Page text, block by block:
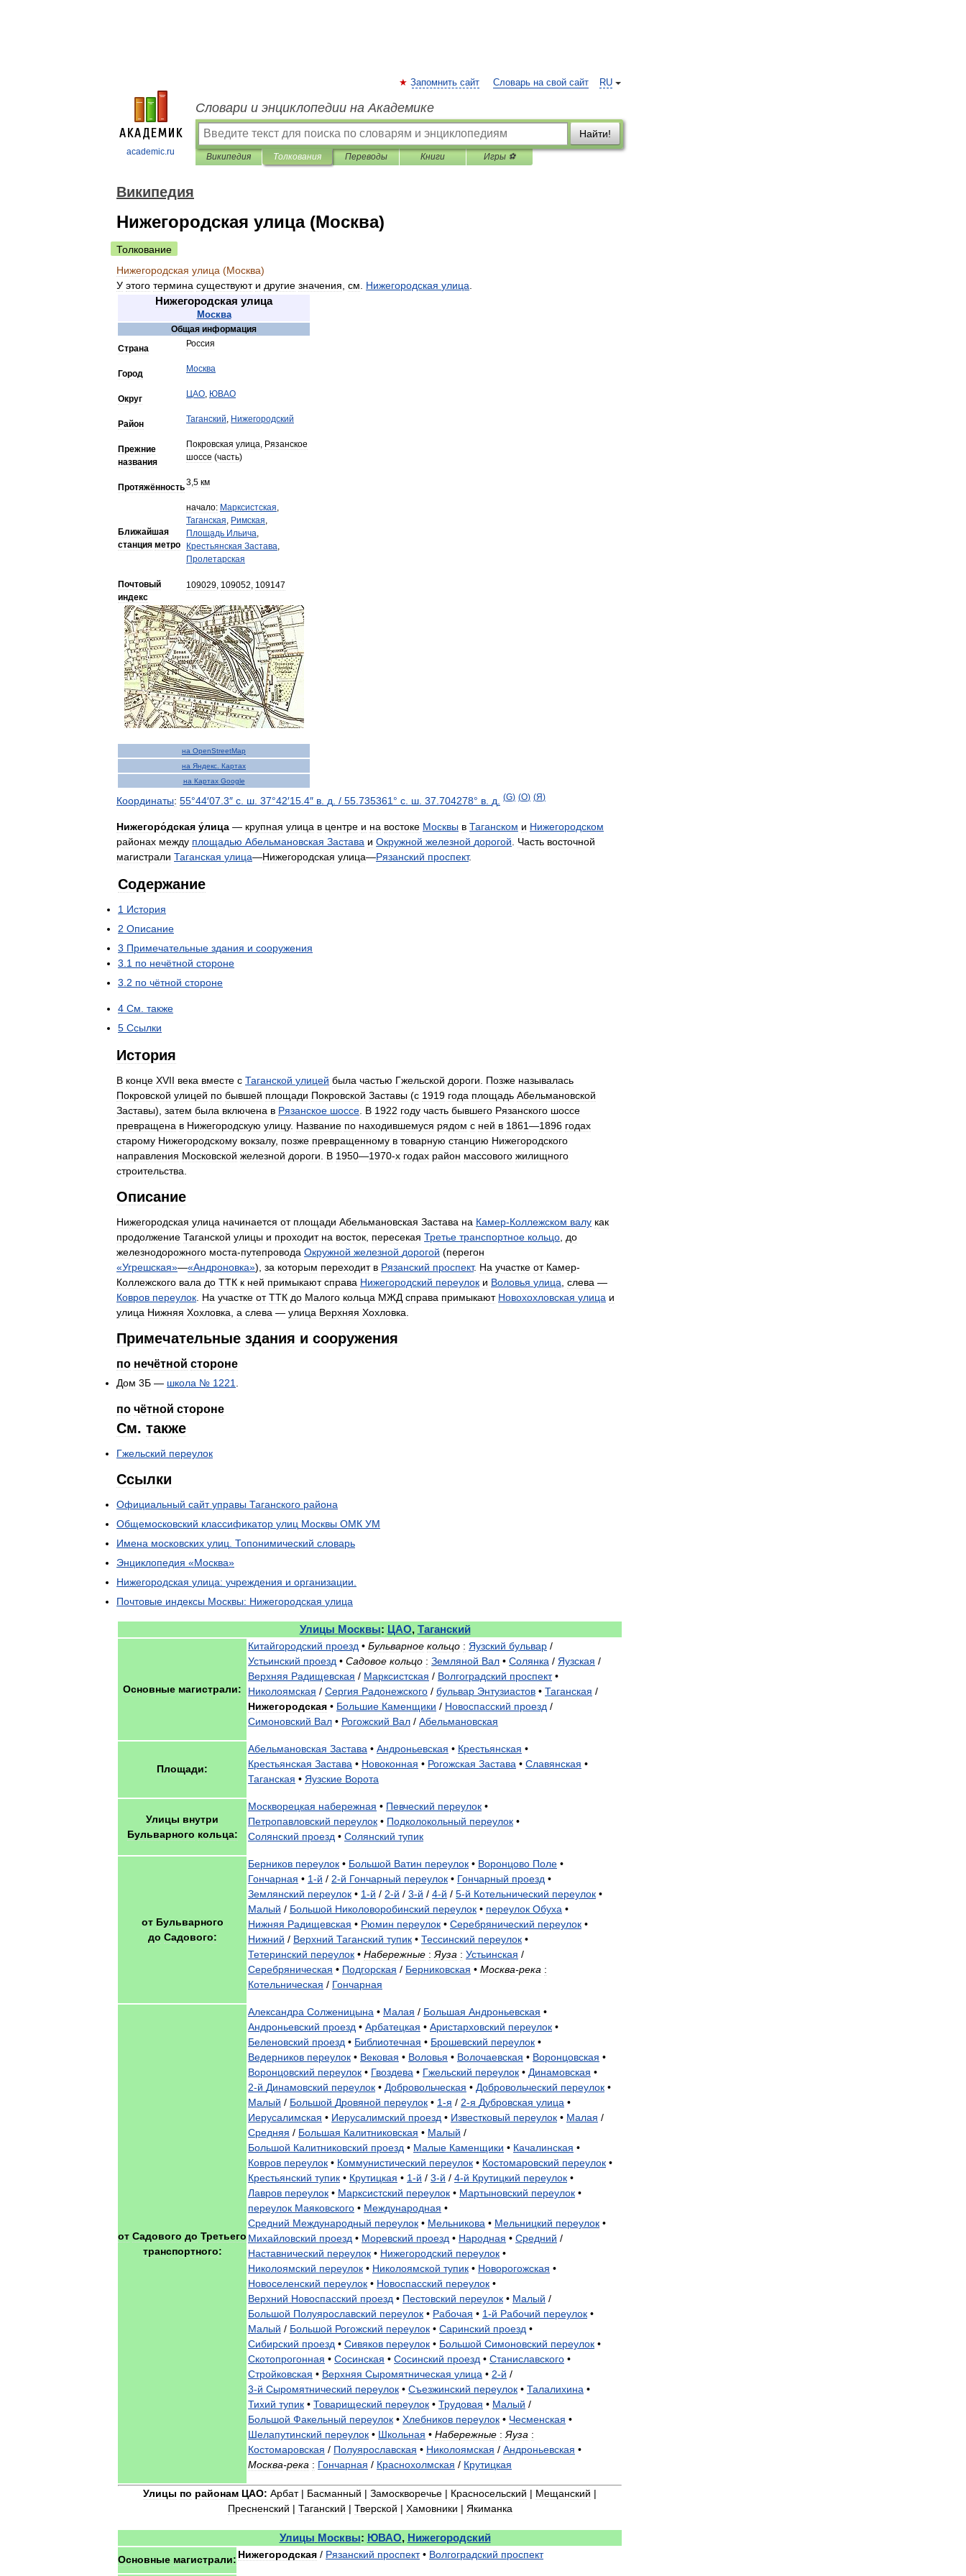
academic.ru
RU
Запомнить сайт Словарь на свой сайт
Словари и энциклопедии на Академике
Найти!
Википедия Толкования Переводы Книги Игры ⚽
Википедия
Нижегородская улица (Москва)
Толкование
Нижегородская улица (Москва)
У этого термина существуют и другие значения см Нижегородская улица
Нижегородская улица
Москва
Общая информация
Страна
Россия
Город Москва
Округ ЦАО, ЮВАО
Район Таганский, Нижегородский
Прежние
названия
Покровская улица, Рязанское
шоссе (часть)
Протяжённость3,5 км
Ближайшая
станция метро
начало: Марксистская,
Таганская, Римская,
Площадь Ильича,
Крестьянская Застава,
Пролетарская
Почтовый
индекс
109029, 109052, 109147
на OpenStreetMap
на Яндекс Картах
на Картах Google
Координаты: 55°44′07 3″ с ш 37°42′15 4″ в д / 55 735361 ° с ш 37 704278° в д (G) (O) (Я)
Нижегоро́дская у́лица — крупная улица в центре и на востоке Москвы в Таганском и Нижегородском
районах между площадью Абельмановская Застава и Окружной железной дорогой Часть восточной
магистрали Таганская улица—Нижегородская улица—Рязанский проспект.
Содержание
1 История
2 Описание
3 Примечательные здания и сооружения
3 1 по нечётной стороне
3 2 по чётной стороне
4 См также
5 Ссылки
История
В конце XVII века вместе с Таганской улицей была частью Гжельской дороги Позже называлась
Покровской улицей по бывшей площади Покровской Заставы (с 1919 года площадь Абельмановской
Заставы), затем была включена в Рязанское шоссе В 1922 году часть бывшего Рязанского шоссе
превращена в Нижегородскую улицу. Название по находившемуся рядом с ней в 1861—1896 годах
старому Нижегородскому вокзалу, позже превращенному в товарную станцию Нижегородского
направления Московской железной дороги В 1950—1970-х годах район массового жилищного
строительства
Описание
Нижегородская улица начинается от площади Абельмановская Застава на Камер-Коллежском валу как
продолжение Таганской улицы и проходит на восток пересекая Третье транспортное кольцо до
железнодорожного моста-путепровода Окружной железной дорогой (перегон
«Угрешская»—«Андроновка»), за которым переходит в Рязанский проспект. На участке от Камер-
Коллежского вала до ТТК к ней примыкают справа Нижегородский переулок и Воловья улица слева —
Ковров переулок На участке от ТТК до Малого кольца МЖД справа примыкают Новохохловская улица и
улица Нижняя Хохловка а слева — улица Верхняя Хохловка
Примечательные здания и сооружения
по нечётной стороне
Дом 3Б — школа № 1221
по чётной стороне
См. также
Гжельский переулок
Ссылки
Официальный сайт управы Таганского района
Общемосковский классификатор улиц Москвы ОМК УМ
Имена московских улиц Топонимический словарь
Энциклопедия «Москва»
Нижегородская улица: учреждения и организации
Почтовые индексы Москвы: Нижегородская улица
Улицы Москвы: ЦАО, Таганский
Основные магистрали:
Китайгородский проезд • Бульварное кольцо : Яузский бульвар /
Устьинский проезд • Садовое кольцо : Земляной Вал • Солянка / Яузская /
Верхняя Радищевская / Марксистская / Волгоградский проспект•
Николоямская / Сергия Радонежского / бульвар Энтузиастов • Таганская /
Нижегородская • Большие Каменщики / Новоспасский проезд /
Симоновский Вал • Рогожский Вал / Абельмановская
Площади:
Абельмановская Застава • Андроньевская • Крестьянская •
Крестьянская Застава • Новоконная • Рогожская Застава • Славянская •
Таганская • Яузские Ворота
Улицы внутри
Бульварного кольца:
Москворецкая набережная • Певческий переулок •
Петропавловский переулок • Подколокольный переулок •
Солянский проезд • Солянский тупик
от Бульварного
до Садового:
Берников переулок • Большой Ватин переулок • Воронцово Поле •
Гончарная • 1-й / 2-й Гончарный переулок • Гончарный проезд •
Землянский переулок • 1-й / 2-й / 3-й / 4-й / 5-й Котельнический переулок •
Малый / Большой Николоворобинский переулок • переулок Обуха •
Нижняя Радищевская • Рюмин переулок • Серебрянический переулок •
Нижний / Верхний Таганский тупик • Тессинский переулок •
Тетеринский переулок • Набережные : Яуза : Устьинская /
Серебряническая • Подгорская / Берниковская • Москва-река :
Котельническая / Гончарная
от Садового до Третьего
транспортного:
Александра Солженицына • Малая / Большая Андроньевская •
Андроньевский проезд • Арбатецкая • Аристарховский переулок •
Беленовский проезд • Библиотечная • Брошевский переулок •
Ведерников переулок • Вековая • Воловья • Волочаевская • Воронцовская •
Воронцовский переулок • Гвоздева • Гжельский переулок • Динамовская •
2-й Динамовский переулок • Добровольческая • Добровольческий переулок •
Малый / Большой Дровяной переулок • 1-я / 2-я Дубровская улица •
Иерусалимская • Иерусалимский проезд • Известковый переулок • Малая /
Средняя / Большая Калитниковская • Малый /
Большой Калитниковский проезд • Малые Каменщики • Качалинская •
Ковров переулок • Коммунистический переулок • Костомаровский переулок •
Крестьянский тупик • Крутицкая • 1-й / 3-й / 4-й Крутицкий переулок •
Лавров переулок • Марксистский переулок • Мартыновский переулок •
переулок Маяковского • Международная •
Средний Международный переулок • Мельникова • Мельницкий переулок •
Михайловский проезд • Моревский проезд • Народная • Средний /
Наставнический переулок • Нижегородский переулок •
Николоямский переулок • Николоямской тупик • Новорогожская •
Новоселенский переулок • Новоспасский переулок •
Верхний Новоспасский проезд • Пестовский переулок • Малый /
Большой Полуярославский переулок • Рабочая • 1-й Рабочий переулок •
Малый / Большой Рогожский переулок • Саринский проезд •
Сибирский проезд • Сивяков переулок • Большой Симоновский переулок •
Скотопрогонная • Сосинская • Сосинский проезд • Станиславского •
Стройковская • Верхняя Сыромятническая улица • 2-й /
3-й Сыромятнический переулок • Съезжинский переулок • Талалихина •
Тихий тупик • Товарищеский переулок • Трудовая • Малый /
Большой Факельный переулок • Хлебников переулок • Чесменская •
Шелапутинский переулок • Школьная • Набережные : Яуза :
Костомаровская / Полуярославская • Николоямская / Андроньевская •
Москва-река : Гончарная / Краснохолмская / Крутицкая
Улицы по районам ЦАО: Арбат| Басманный | Замоскворечье | Красносельский | Мещанский |
Пресненский | Таганский | Тверской | Хамовники | Якиманка
Улицы Москвы: ЮВАО, Нижегородский
Основные магистрали: Нижегородская / Рязанский проспект• Волгоградский проспект